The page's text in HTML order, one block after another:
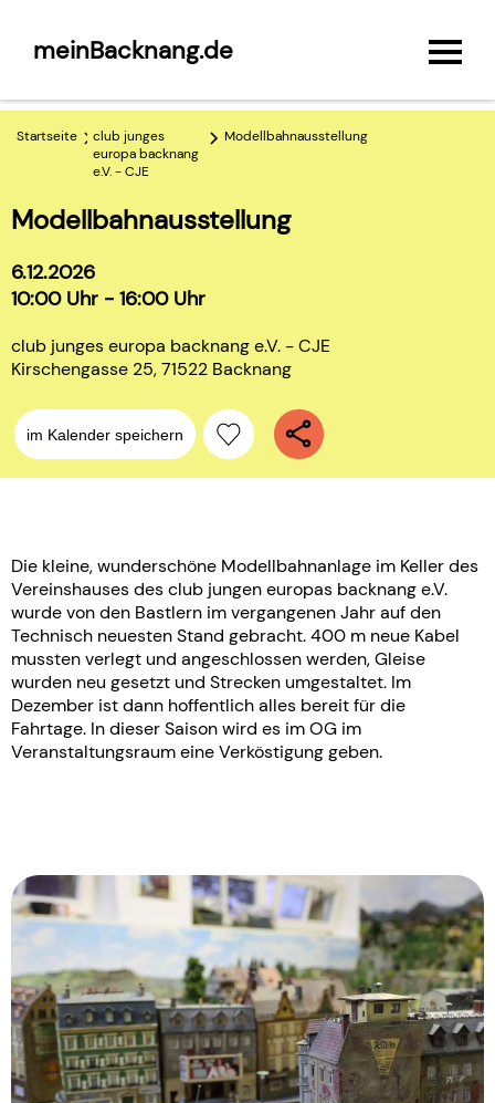
meinBacknang.de
Startseite
club junges
europa backnang
e.V. - CJE
Modellbahnausstellung
Modellbahnausstellung
6.12.2026
10:00 Uhr - 16:00 Uhr
club junges europa backnang e.V. - CJE
Kirschengasse 25, 71522 Backnang
im Kalender speichern
Die kleine, wunderschöne Modellbahnanlage im Keller des
Vereinshauses des club jungen europas backnang e.V.
wurde von den Bastlern im vergangenen Jahr auf den
Technisch neuesten Stand gebracht. 400 m neue Kabel
mussten verlegt und angeschlossen werden, Gleise
wurden neu gesetzt und Strecken umgestaltet. Im
Dezember ist dann hoffentlich alles bereit für die
Fahrtage. In dieser Saison wird es im OG im
Veranstaltungsraum eine Verköstigung geben.